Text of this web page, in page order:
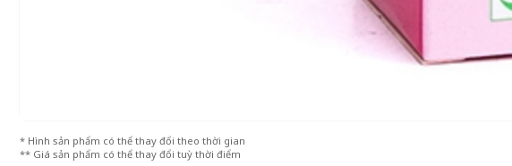
* Hình sản phẩm có thể thay đổi theo thời gian
** Giá sản phẩm có thể thay đổi tuỳ thời điểm